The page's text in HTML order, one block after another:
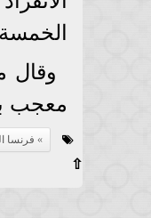
وقال
معجب
فرنسا
⇧